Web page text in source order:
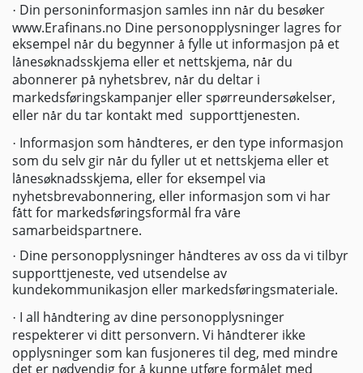
· Din personinformasjon samles inn når du besøker
www.Erafinans.no Dine personopplysninger lagres for
eksempel når du begynner å fylle ut informasjon på et
lånesøknadsskjema eller et nettskjema, når du
abonnerer på nyhetsbrev, når du deltar i
markedsføringskampanjer eller spørreundersøkelser,
eller når du tar kontakt med supporttjenesten.
· Informasjon som håndteres, er den type informasjon
som du selv gir når du fyller ut et nettskjema eller et
lånesøknadsskjema, eller for eksempel via
nyhetsbrevabonnering, eller informasjon som vi har
fått for markedsføringsformål fra våre
samarbeidspartnere.
· Dine personopplysninger håndteres av oss da vi tilbyr
supporttjeneste, ved utsendelse av
kundekommunikasjon eller markedsføringsmateriale.
· I all håndtering av dine personopplysninger
respekterer vi ditt personvern. Vi håndterer ikke
opplysninger som kan fusjoneres til deg, med mindre
det er nødvendig for å kunne utføre formålet med